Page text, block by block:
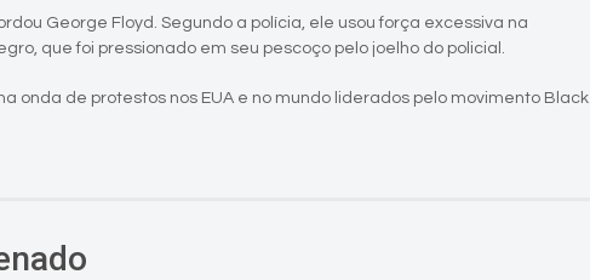
George Floyd. Segundo a polícia, ele usou força excessiva na
que foi pressionado em seu pescoço pelo joelho do policial.
onda de protestos nos EUA e no mundo liderados pelo movimento Black